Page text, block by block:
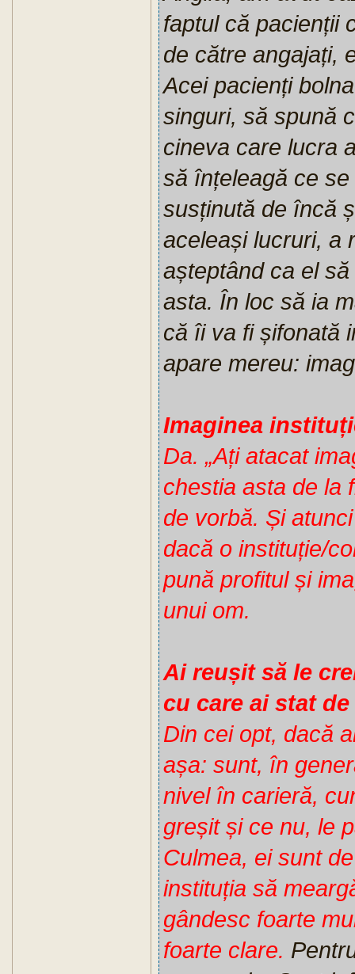
faptul că pacienții
de către angajați,
Acei pacienți
singuri, să spună
cineva care lucra
să înțeleagă ce
susținută de încă
aceleași lucruri, a
așteptând ca el
asta. În loc să ia
că îi va fi șifonată
apare mereu:
Imaginea
Da. „Ați atacat
chestia asta de la
de vorbă. Și
dacă o instituție/
pună profitul și
unui om.
Ai reușit să le
cu care ai stat
Din cei opt, dacă
așa: sunt, în
nivel în carieră,
greșit și ce nu, le
Culmea, ei sunt
instituția să
gândesc foarte
foarte clare.